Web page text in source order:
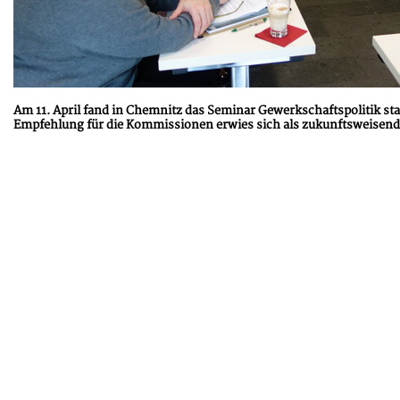
Am 11. April fand in Chemnitz das Seminar Gewerkschaftspolitik
Empfehlung für die Kommissionen erwies sich als